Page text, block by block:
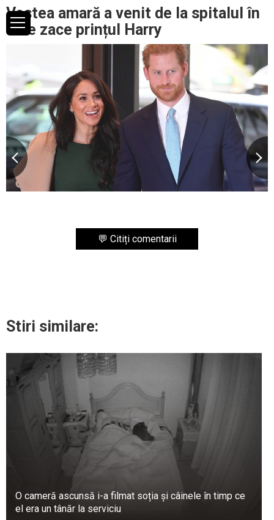
Vestea amară a venit de la spitalul în
care zace prințul Harry
💬 Citiți comentarii
Stiri similare:
O cameră ascunsă i-a filmat soția și câinele în timp ce
el era un tânăr la serviciu